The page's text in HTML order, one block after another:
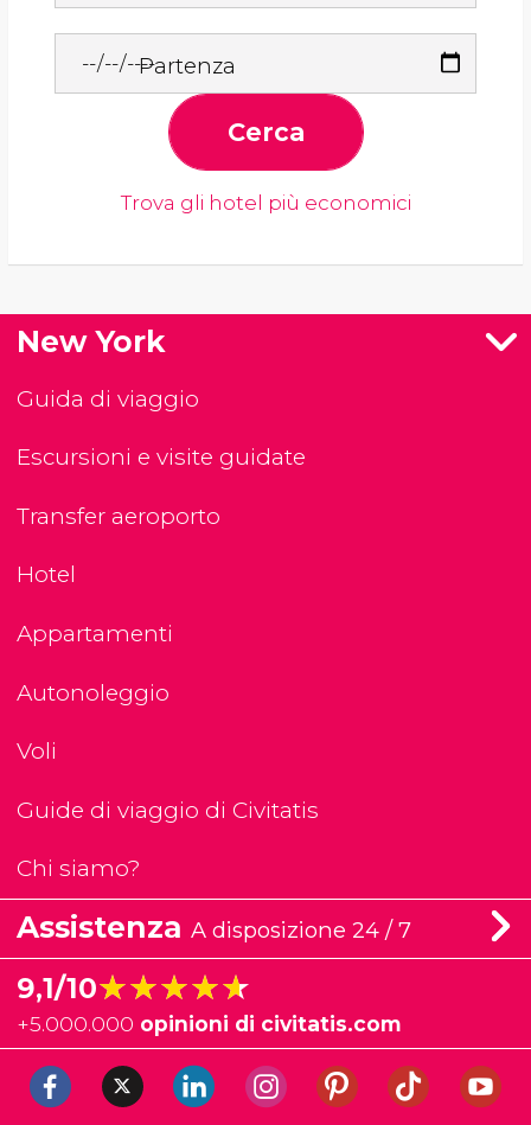
Partenza
Cerca
Trova gli hotel più economici
New York
Guida di viaggio
Escursioni e visite guidate
Transfer aeroporto
Hotel
Appartamenti
Autonoleggio
Voli
Guide di viaggio di Civitatis
Chi siamo?
Assistenza A disposizione 24 / 7
9,1/10★★★★★
★★★★★
+5.000.000 opinioni di civitatis.com